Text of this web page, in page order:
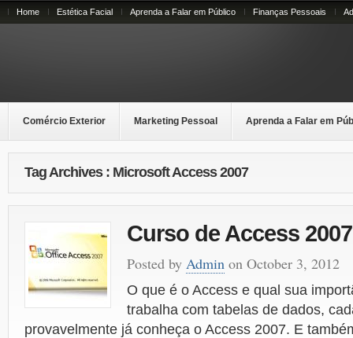
Home Estética Facial Aprenda a Falar em Público Finanças Pessoais
Comércio Exterior Marketing Pessoal Aprenda a Falar em
Tag Archives : Microsoft Access 2007
Curso de Access 2007
Posted by Admin on October 3, 2012
O que é o Access e qual sua
trabalha com tabelas de dados,
provavelmente já conheça o Access 2007. E